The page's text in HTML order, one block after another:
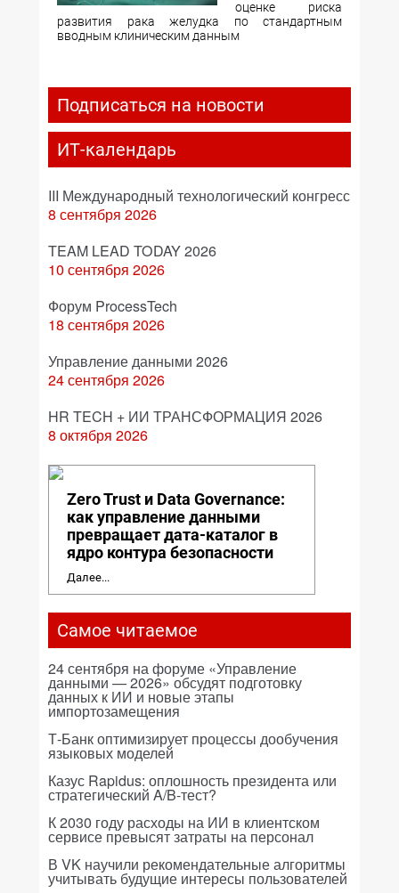
оценке риска
развития рака желудка по стандартным
вводным клиническим данным
Подписаться на новости
ИТ-календарь
III Международный технологический конгресс
8 сентября 2026
TEAM LEAD TODAY 2026
10 сентября 2026
Форум ProcessTech
18 сентября 2026
Управление данными 2026
24 сентября 2026
HR TECH + ИИ ТРАНСФОРМАЦИЯ 2026
8 октября 2026
Zero Trust и Data Governance:
как управление данными
превращает дата-каталог в
ядро контура безопасности
Далее...
Самое читаемое
24 сентября на форуме «Управление
данными — 2026» обсудят подготовку
данных к ИИ и новые этапы
импортозамещения
Т-Банк оптимизирует процессы дообучения
языковых моделей
Казус Rapidus: оплошность президента или
стратегический A/B-тест?
К 2030 году расходы на ИИ в клиентском
сервисе превысят затраты на персонал
В VK научили рекомендательные алгоритмы
учитывать будущие интересы пользователей